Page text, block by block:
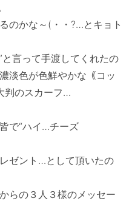
のかな～(・・?…とキョト
言って手渡してくれたの
淡色が色鮮やかな｟コッ
判のスカーフ…
で“ハイ…チーズ
ゼント…として頂いたの
らの３人３様のメッセー